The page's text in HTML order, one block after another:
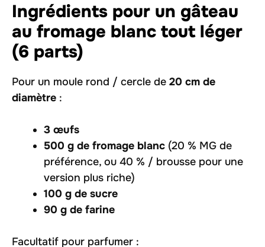
Ingrédients pour un gâteau
au fromage blanc tout léger
(6 parts)
Pour un moule rond / cercle de 20 cm de
diamètre :
3 œufs
500 g de fromage blanc (20 % MG de
préférence, ou 40 % / brousse pour une
version plus riche)
100 g de sucre
90 g de farine
Facultatif pour parfumer :